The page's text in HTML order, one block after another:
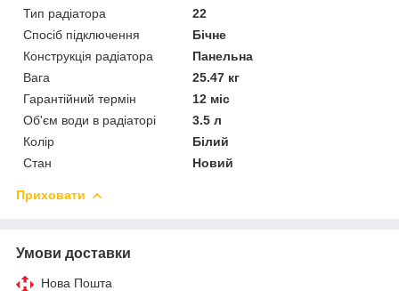
Тип радіатора
22
Спосіб підключення
Бічне
Конструкція радіатора
Панельна
Вага
25.47 кг
Гарантійний термін
12 міс
Об'єм води в радіаторі
3.5 л
Колір
Білий
Стан
Новий
Приховати
Умови доставки
Нова Пошта